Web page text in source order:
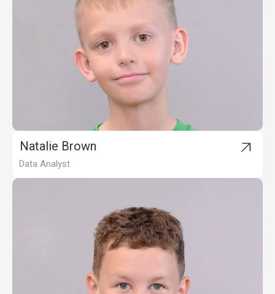
Natalie Brown
Data Analyst